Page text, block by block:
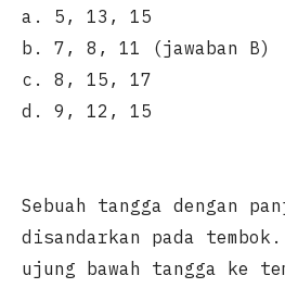
a. 5, 13, 15
b. 7, 8, 11 (jawaban B)
c. 8, 15, 17
d. 9, 12, 15
Sebuah tangga dengan
disandarkan pada
ujung bawah tangga ke